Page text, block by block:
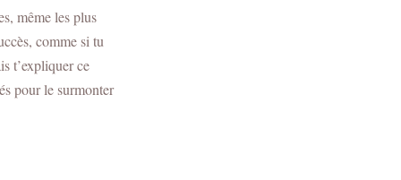
même les plus
comme si tu
t’expliquer ce
pour le surmonter